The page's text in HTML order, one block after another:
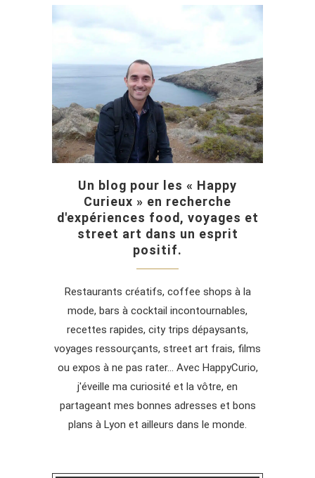
Un blog pour les « Happy
Curieux » en recherche
d'expériences food, voyages et
street art dans un esprit
positif.
Restaurants créatifs, coffee shops à la
mode, bars à cocktail incontournables,
recettes rapides, city trips dépaysants,
voyages ressourçants, street art frais, films
ou expos à ne pas rater... Avec HappyCurio,
j'éveille ma curiosité et la vôtre, en
partageant mes bonnes adresses et bons
plans à Lyon et ailleurs dans le monde.